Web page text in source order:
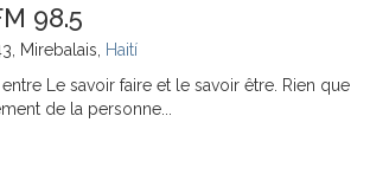
98.5
Mirebalais, Haití
Le savoir faire et le savoir être. Rien que
de la personne...